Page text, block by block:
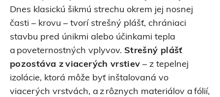
Dnes klasickú šikmú strechu okrem jej nosnej
časti – krovu – tvorí strešný plášť, chrániaci
stavbu pred únikmi alebo účinkami tepla
a poveternostných vplyvov. Strešný plášť
pozostáva z viacerých vrstiev – z tepelnej
izolácie, ktorá môže byť inštalovaná vo
viacerých vrstvách, a z rôznych materiálov a fólií,